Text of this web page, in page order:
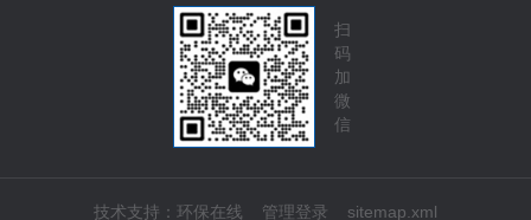
扫
码
加
微
信
技术支持： 环保在线 管理登录 sitemap.xml